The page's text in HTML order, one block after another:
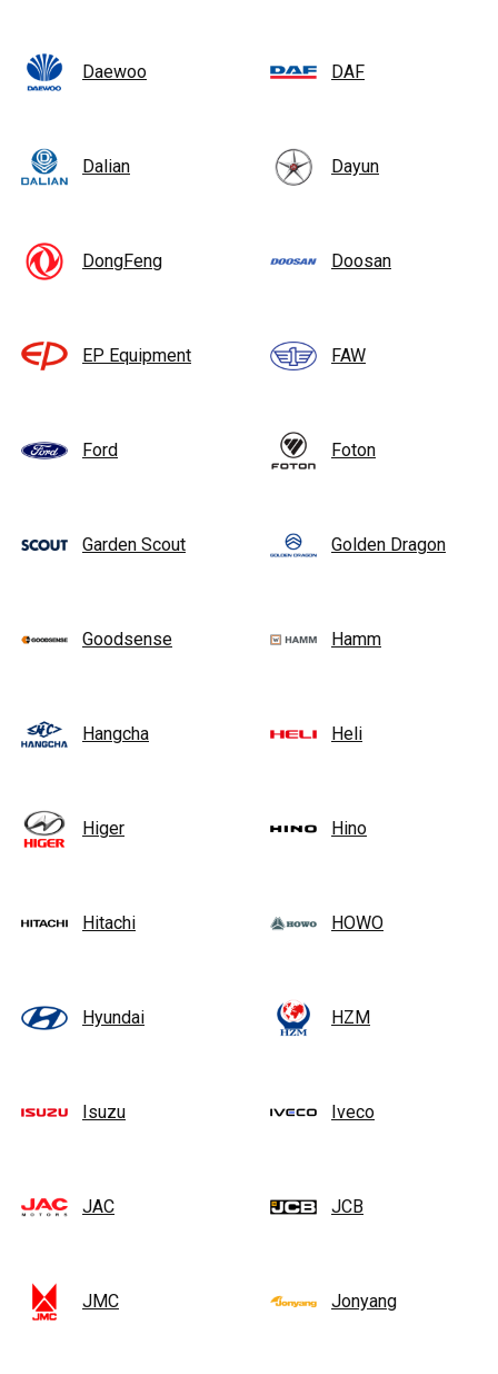
Daewoo DAF
Dalian Dayun
DongFeng Doosan
EP Equipment FAW
Ford Foton
Garden Scout Golden Dragon
Goodsense Hamm
Hangcha Heli
Higer Hino
Hitachi HOWO
Hyundai HZM
Isuzu Iveco
JAC JCB
JMC Jonyang